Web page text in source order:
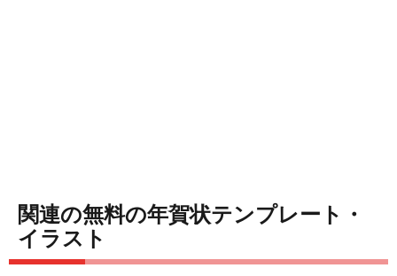
関連の無料の年賀状テンプレート・
イラスト